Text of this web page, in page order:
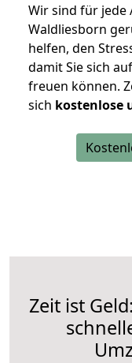
Wir sind für jede
Waldliesborn
helfen, den
damit Sie sich
freuen können.
sich kostenlose
Zeit ist